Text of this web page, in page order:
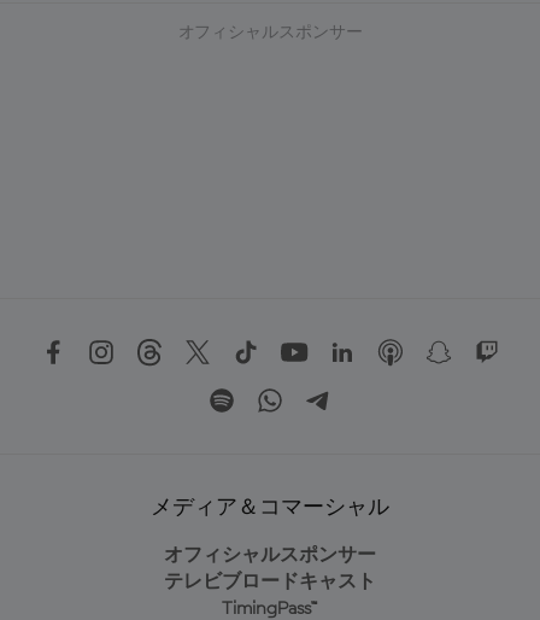
オフィシャルスポンサー
メディア＆コマーシャル
オフィシャルスポンサー
テレビブロードキャスト
TimingPass™